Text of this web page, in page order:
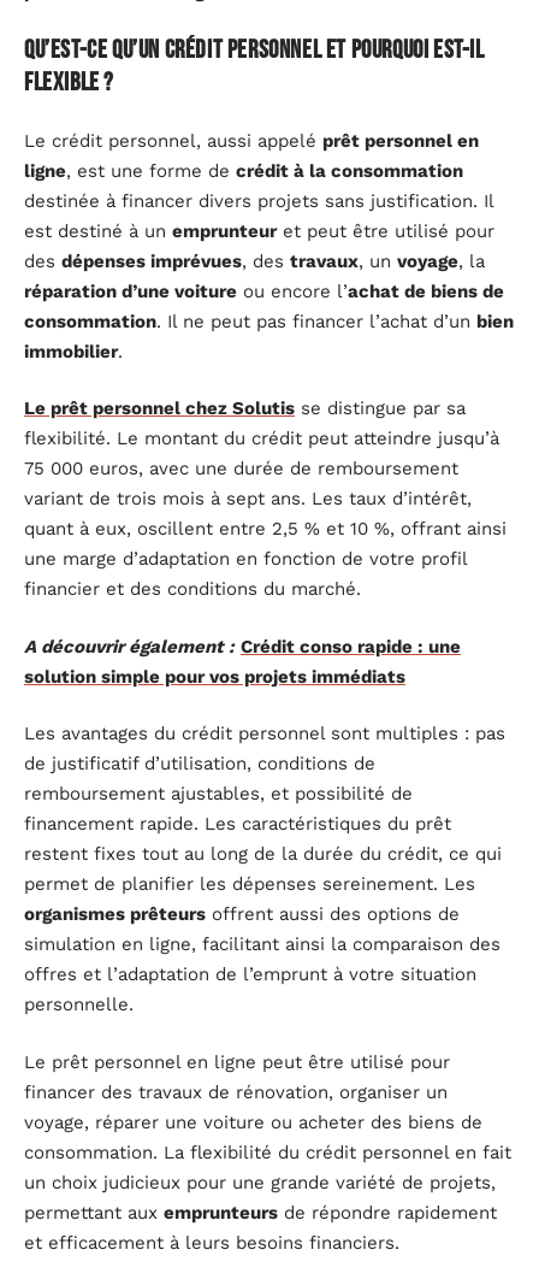
Qu’est-ce qu’un crédit personnel et pourquoi est-il
flexible ?
Le crédit personnel, aussi appelé prêt personnel en
ligne, est une forme de crédit à la consommation
destinée à financer divers projets sans justification. Il
est destiné à un emprunteuret peut être utilisé pour
des dépenses imprévues, des travaux, un voyage, la
réparation d’une voiture ou encore l’achat de biens de
consommation. Il ne peut pas financer l’achat d’un bien
immobilier.
Le prêt personnel chez Solutis se distingue par sa
flexibilité. Le montant du crédit peut atteindre jusqu’à
75 000 euros, avec une durée de remboursement
variant de trois mois à sept ans. Les taux d’intérêt,
quant à eux, oscillent entre 2,5 % et 10 %, offrant ainsi
une marge d’adaptation en fonction de votre profil
financier et des conditions du marché.
A découvrir également : Crédit conso rapide : une
solution simple pour vos projets immédiats
Les avantages du crédit personnel sont multiples : pas
de justificatif d’utilisation, conditions de
remboursement ajustables, et possibilité de
financement rapide. Les caractéristiques du prêt
restent fixes tout au long de la durée du crédit, ce qui
permet de planifier les dépenses sereinement. Les
organismes prêteurs offrent aussi des options de
simulation en ligne, facilitant ainsi la comparaison des
offres et l’adaptation de l’emprunt à votre situation
personnelle.
Le prêt personnel en ligne peut être utilisé pour
financer des travaux de rénovation, organiser un
voyage, réparer une voiture ou acheter des biens de
consommation. La flexibilité du crédit personnel en fait
un choix judicieux pour une grande variété de projets,
permettant aux emprunteurs de répondre rapidement
et efficacement à leurs besoins financiers.